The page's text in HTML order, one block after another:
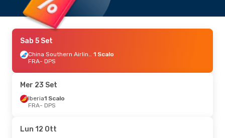
Sab 5 Set
China Southern Airlines 1 Scalo
FRA- DPS
Mer 23 Set
Iberia1 Scalo
FRA- DPS
Lun 12 Ott